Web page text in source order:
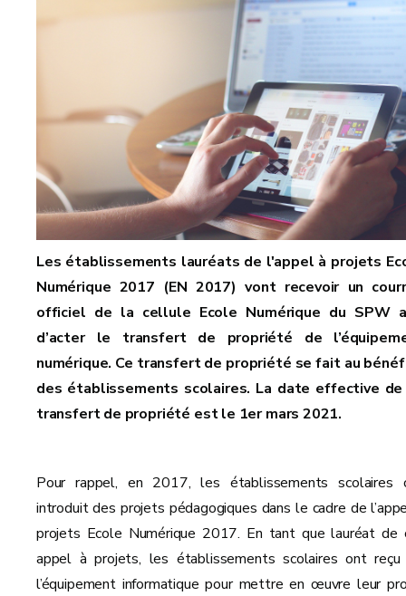
Les établissements lauréats de l'appel à projets
Numérique 2017 (EN 2017) vont recevoir un
officiel de la cellule Ecole Numérique du SPW
d’acter le transfert de propriété de
numérique. Ce transfert de propriété se fait au
des établissements scolaires. La date effective de
transfert de propriété est le 1er mars 2021.
Pour rappel, en 2017, les établissements scolaires
introduit des projets pédagogiques dans le cadre de
projets Ecole Numérique 2017. En tant que lauréat de
appel à projets, les établissements scolaires ont
l’équipement informatique pour mettre en œuvre leur